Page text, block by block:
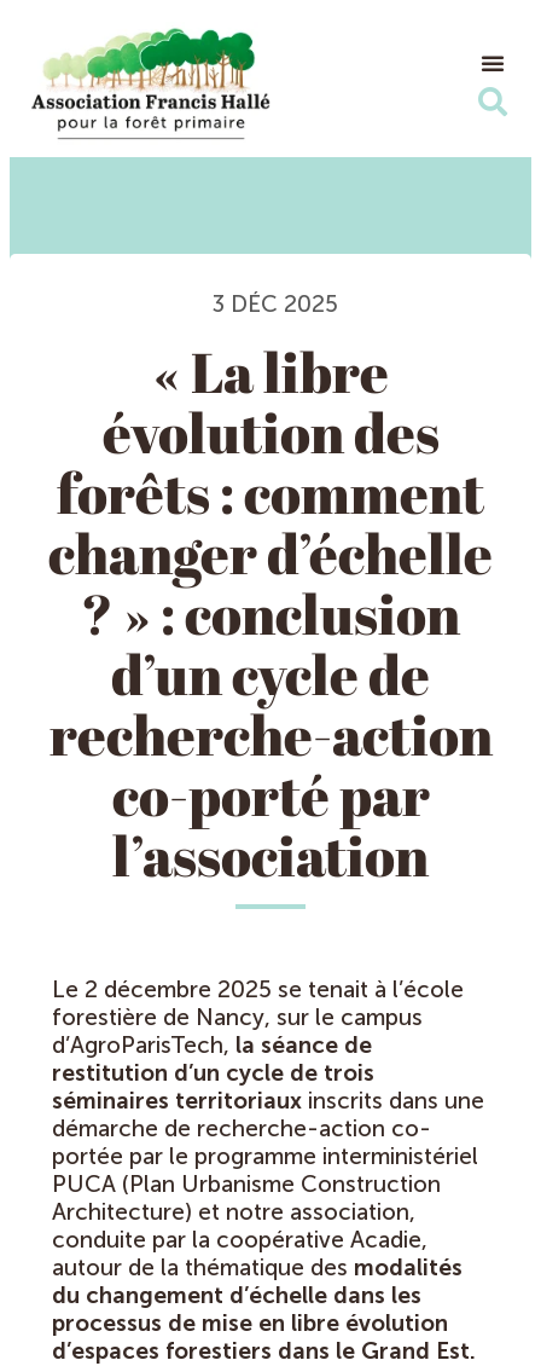
3 DÉC 2025
« La libre
évolution des
forêts : comment
changer d’échelle
? » : conclusion
d’un cycle de
recherche-action
co-porté par
l’association
Le 2 décembre 2025 se tenait à l’école
forestière de Nancy, sur le campus
d’AgroParisTech, la séance de
restitution d’un cycle de trois
séminaires territoriaux inscrits dans une
démarche de recherche-action co-
portée par le programme interministériel
PUCA (Plan Urbanisme Construction
Architecture) et notre association,
conduite par la coopérative Acadie,
autour de la thématique des modalités
du changement d’échelle dans les
processus de mise en libre évolution
d’espaces forestiers dans le Grand Est.